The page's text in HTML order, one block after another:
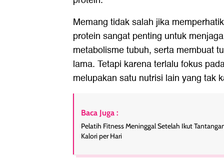
Memang tidak salah jika
protein sangat penting untuk
metabolisme tubuh, serta membuat
lama. Tetapi karena terlalu fokus
melupakan satu nutrisi lain yang tak
Baca Juga :
Pelatih Fitness Meninggal Setelah Ikut
Kalori per Hari